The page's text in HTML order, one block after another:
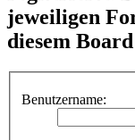
jeweiligen
diesem
Benutzername: